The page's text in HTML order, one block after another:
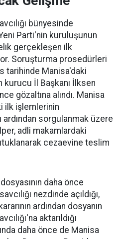
bünyesinde
Parti'nin kuruluşunun
gerçekleşen ilk
Soruşturma prosedürleri
tarihinde Manisa'daki
kurucu İl Başkanı İlksen
gözaltına alındı. Manisa
ilk işlemlerinin
ardından sorgulanmak üzere
adli makamlardaki
cezaevine teslim
daha önce
nezdinde açıldığı,
ardından dosyanın
aktarıldığı
daha önce de Manisa